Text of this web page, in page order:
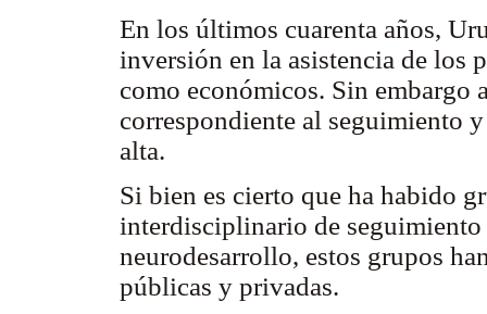
En los últimos cuarenta años,
inversión en la asistencia de los
como económicos. Sin embargo
correspondiente al seguimiento
alta.
Si bien es cierto que ha habido
interdisciplinario de seguimiento
neurodesarrollo, estos grupos
públicas y privadas.